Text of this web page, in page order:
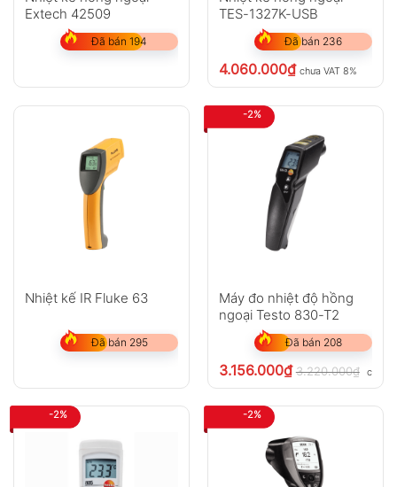
Extech 42509
Đã bán 194
TES-1327K-USB
Đã bán 236
4.060.000₫ chưa VAT 8%
Nhiệt kế IR Fluke 63
Đã bán 295
-2%
Máy đo nhiệt độ hồng
ngoại Testo 830-T2
Đã bán 208
3.156.000₫ 3.220.000₫ chưa
-2% -2%